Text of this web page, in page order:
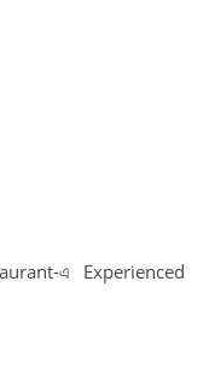
এ Experienced